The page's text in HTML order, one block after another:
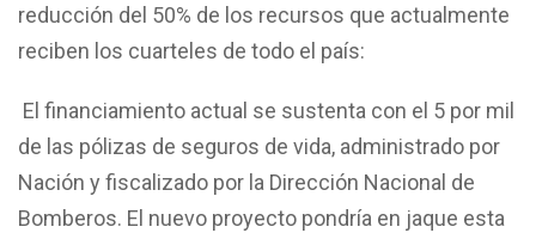
reducción del 50% de los recursos que actualmente
reciben los cuarteles de todo el país:
El financiamiento actual se sustenta con el 5 por mil
de las pólizas de seguros de vida, administrado por
Nación y fiscalizado por la Dirección Nacional de
Bomberos. El nuevo proyecto pondría en jaque esta